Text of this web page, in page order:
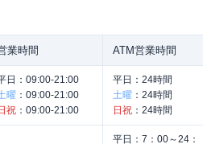
業時間 ATM営業時間
日： 09:00-21:00
曜 ： 09:00-21:00
祝 ： 09:00-21:00
平日： 24時間
土曜 ： 24時間
日祝 ： 24時間
平日： 7：00～24：